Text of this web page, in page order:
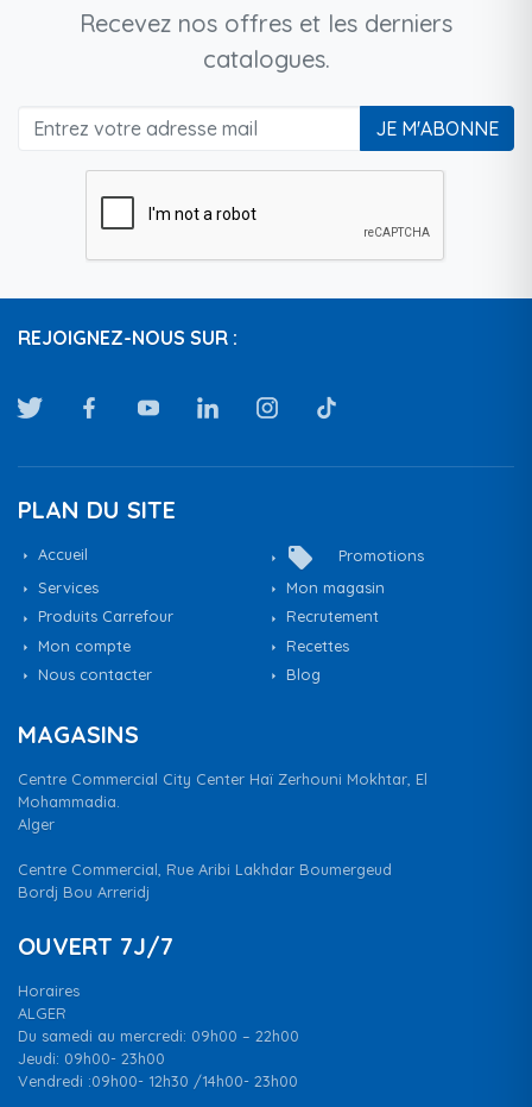
Recevez nos offres et les derniers
catalogues.
JE M'ABONNE
REJOIGNEZ-NOUS SUR :
PLAN DU SITE
Accueil local_offer
Promotions
Services
Mon magasin
Produits Carrefour
Recrutement
Mon compte
Recettes
Nous contacter
Blog
MAGASINS
Centre Commercial City Center Haï Zerhouni Mokhtar, El
Mohammadia.
Alger
Centre Commercial, Rue Aribi Lakhdar Boumergeud
Bordj Bou Arreridj
OUVERT 7J/7
Horaires
ALGER
Du samedi au mercredi: 09h00 – 22h00
Jeudi: 09h00- 23h00
Vendredi :09h00- 12h30 /14h00- 23h00